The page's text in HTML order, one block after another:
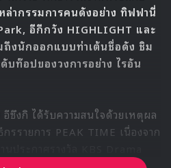
ลบั้มนี้ด้วยความตื่นเต้น ฉันคาด
ละหวังว่าแฟนๆ จะชอบกัน ก็เลย